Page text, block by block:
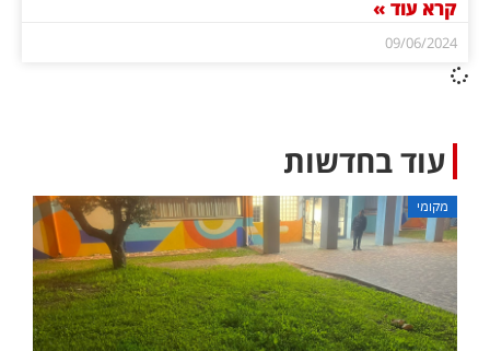
קרא עוד »
09/06/2024
עוד בחדשות
מקומי